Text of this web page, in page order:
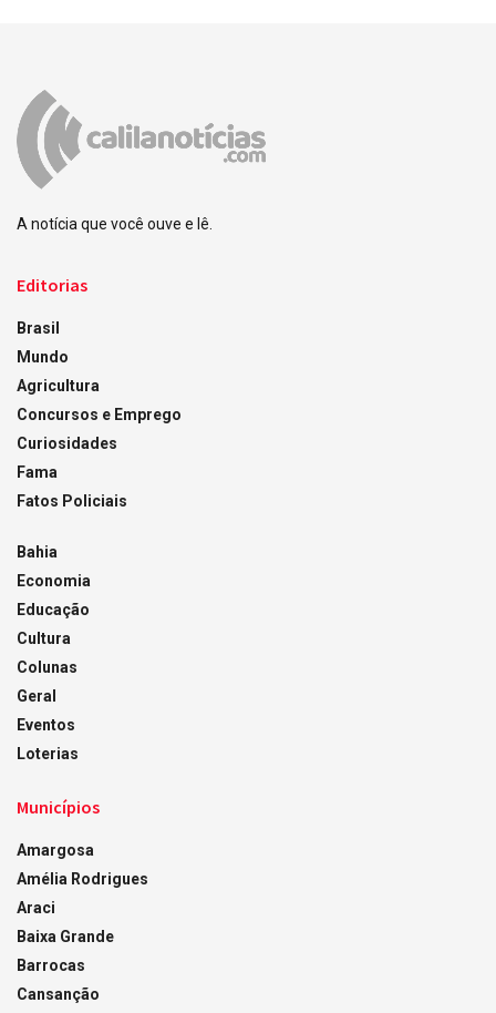
A notícia que você ouve e lê.
Editorias
Brasil
Mundo
Agricultura
Concursos e Emprego
Curiosidades
Fama
Fatos Policiais
Bahia
Economia
Educação
Cultura
Colunas
Geral
Eventos
Loterias
Municípios
Amargosa
Amélia Rodrigues
Araci
Baixa Grande
Barrocas
Cansanção